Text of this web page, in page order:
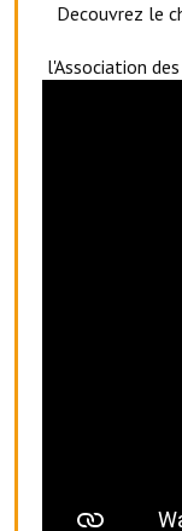
L'association
Decouvrez le
l'Association